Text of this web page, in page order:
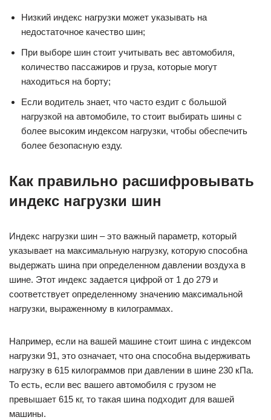
Низкий индекс нагрузки может указывать на
недостаточное качество шин;
При выборе шин стоит учитывать вес автомобиля,
количество пассажиров и груза, которые могут
находиться на борту;
Если водитель знает, что часто ездит с большой
нагрузкой на автомобиле, то стоит выбирать шины с
более высоким индексом нагрузки, чтобы обеспечить
более безопасную езду.
Как правильно расшифровывать
индекс нагрузки шин
Индекс нагрузки шин – это важный параметр, который
указывает на максимальную нагрузку, которую способна
выдержать шина при определенном давлении воздуха в
шине. Этот индекс задается цифрой от 1 до 279 и
соответствует определенному значению максимальной
нагрузки, выраженному в килограммах.
Например, если на вашей машине стоит шина с индексом
нагрузки 91, это означает, что она способна выдерживать
нагрузку в 615 килограммов при давлении в шине 230 кПа.
То есть, если вес вашего автомобиля с грузом не
превышает 615 кг, то такая шина подходит для вашей
машины.